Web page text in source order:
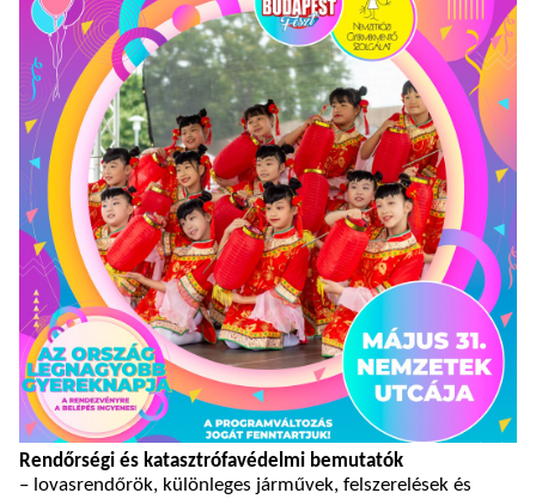
Rendőrségi és katasztrófavédelmi bemutatók
– lovasrendőrök, különleges járművek, felszerelések és